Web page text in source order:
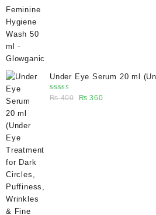
Under Eye Serum 20 ml
Dark Circles, Puffiness,
Caffeine 5% depuffing eye
Rated
5.00 out
₨400
Original
₨ 360Current